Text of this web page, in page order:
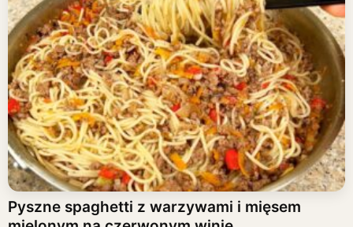
Pyszne spaghetti z warzywami i mięsem